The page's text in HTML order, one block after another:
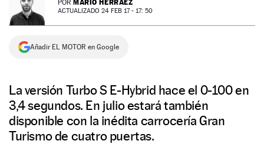
NEWSLETTER
SÍGUENOS
POR MARIO HERRÁEZ
ACTUALIZADO 24 FEB 17 - 17: 50
Añadir EL MOTOR en Google
La versión Turbo S E-Hybrid hace el 0-100 en
3,4 segundos. En julio estará también
disponible con la inédita carrocería Gran
Turismo de cuatro puertas.